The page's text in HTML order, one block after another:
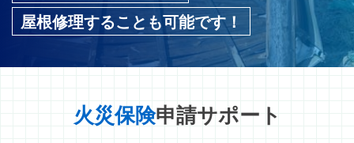
屋根修理することも可能です！
火災保険申請サポート